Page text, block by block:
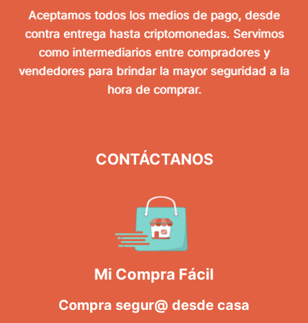
Aceptamos todos los medios de pago, desde
contra entrega hasta criptomonedas. Servimos
como intermediarios entre compradores y
vendedores para brindar la mayor seguridad a la
hora de comprar.
CONTÁCTANOS
Mi Compra Fácil
Compra segur@ desde casa